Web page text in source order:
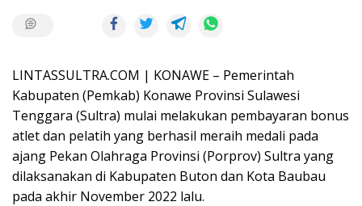
LINTASSULTRA.COM | KONAWE – Pemerintah
Kabupaten (Pemkab) Konawe Provinsi Sulawesi
Tenggara (Sultra) mulai melakukan pembayaran bonus
atlet dan pelatih yang berhasil meraih medali pada
ajang Pekan Olahraga Provinsi (Porprov) Sultra yang
dilaksanakan di Kabupaten Buton dan Kota Baubau
pada akhir November 2022 lalu.